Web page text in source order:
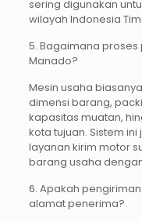
sering digunakan
wilayah Indonesia
5. Bagaimana
Manado?
Mesin usaha
dimensi barang,
kapasitas muatan,
kota tujuan. Sistem
layanan kirim motor
barang usaha
6. Apakah
alamat penerima?